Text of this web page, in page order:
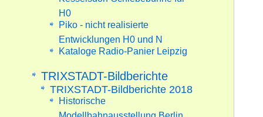
H0
Piko - nicht realisierte
Entwicklungen H0 und N
Kataloge Radio-Panier Leipzig
TRIXSTADT-Bildberichte
TRIXSTADT-Bildberichte 2018
Historische
Modellbahnausstellung Berlin